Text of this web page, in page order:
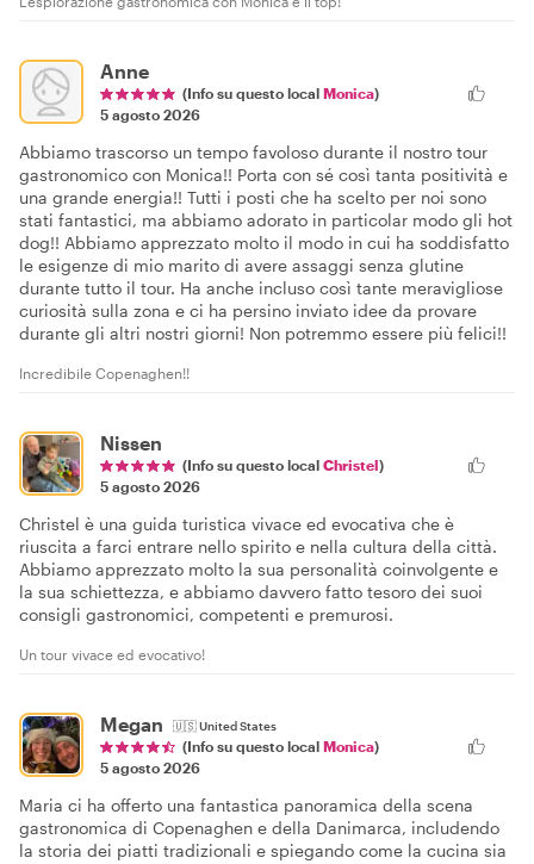
Anne
(Info su questo local Monica)
5 agosto 2026
Abbiamo trascorso un tempo favoloso durante il nostro tour
gastronomico con Monica!! Porta con sé così tanta positività e
una grande energia!! Tutti i posti che ha scelto per noi sono
stati fantastici, ma abbiamo adorato in particolar modo gli hot
dog!! Abbiamo apprezzato molto il modo in cui ha soddisfatto
le esigenze di mio marito di avere assaggi senza glutine
durante tutto il tour. Ha anche incluso così tante meravigliose
curiosità sulla zona e ci ha persino inviato idee da provare
durante gli altri nostri giorni! Non potremmo essere più felici!!
Incredibile Copenaghen!!
Nissen
(Info su questo local Christel)
5 agosto 2026
Christel è una guida turistica vivace ed evocativa che è
riuscita a farci entrare nello spirito e nella cultura della città.
Abbiamo apprezzato molto la sua personalità coinvolgente e
la sua schiettezza, e abbiamo davvero fatto tesoro dei suoi
consigli gastronomici, competenti e premurosi.
Un tour vivace ed evocativo!
Megan 🇺🇸United States
(Info su questo local Monica)
5 agosto 2026
Maria ci ha offerto una fantastica panoramica della scena
gastronomica di Copenaghen e della Danimarca, includendo
la storia dei piatti tradizionali e spiegando come la cucina sia